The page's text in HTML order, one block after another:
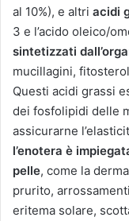
al 10%), e altri acidi
3 e l’acido oleico/
sintetizzati
mucillagini,
Questi acidi grassi
dei fosfolipidi delle
assicurarne
l’enotera è
pelle, come la
prurito,
eritema solare,